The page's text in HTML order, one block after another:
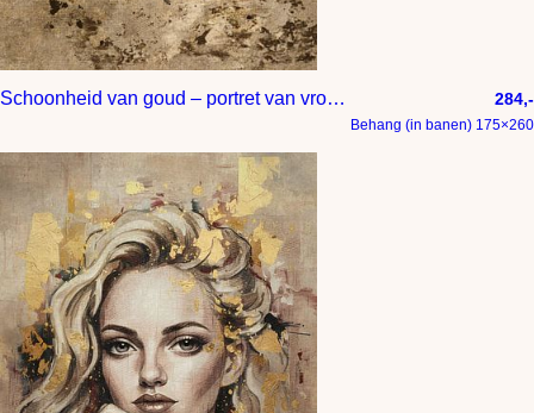
Schoonheid van goud – portret van vrouw met gesloten ogen – luxe wanddecoratie in hotel chique stijl 284,-
Behang (in banen) 175×260